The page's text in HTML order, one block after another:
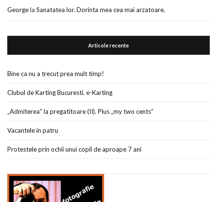
Georgela Sanatatea lor. Dorinta mea cea mai arzatoare.
Articole recente
Bine ca nu a trecut prea mult timp!
Clubul de Karting Bucuresti. e-Karting
„Admiterea” la pregatitoare (II). Plus „my two cents”
Vacantele in patru
Protestele prin ochii unui copil de aproape 7 ani